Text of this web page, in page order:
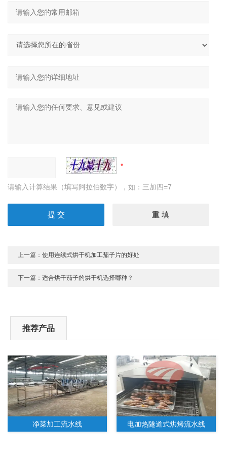
请输入计算结果（填写阿拉伯数字），如：三加四=7
上一篇：使用连续式烘干机加工茄子片的好处
下一篇：适合烘干茄子的烘干机选择哪种？
推荐产品
净菜加工流水线 电加热隧道式烘烤流水线